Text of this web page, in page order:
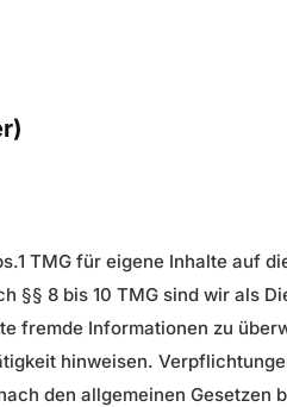
TMG für eigene Inhalte auf
§§ 8 bis 10 TMG sind wir als
fremde Informationen zu
hinweisen.
den allgemeinen Gesetzen